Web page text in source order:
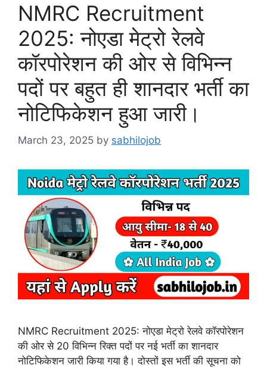
NMRC Recruitment
2025: नोएडा मेट्रो रेलवे
कॉरपोरेशन की ओर से विभिन्न
पदों पर बहुत ही शानदार भर्ती का
नोटिफिकेशन हुआ जारी।
March 23, 2025 by sabhilojob
NMRC Recruitment 2025: नोएडा मेट्रो रेलवे कॉरपोरेशन
की ओर से 20 विभिन्न रिक्त पदों पर नई भर्ती का शानदार
नोटिफिकेशन जारी किया गया है। दोस्तों इस भर्ती की सूचना को